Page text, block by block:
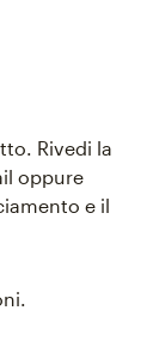
Rivedi la
oppure
e il